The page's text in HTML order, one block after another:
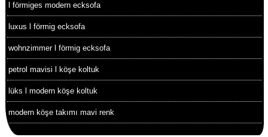
l förmiges modern ecksofa
luxus l förmig ecksofa
wohnzimmer l förmig ecksofa
petrol mavisi l köşe koltuk
lüks l modern köşe koltuk
modern köşe takımı mavi renk